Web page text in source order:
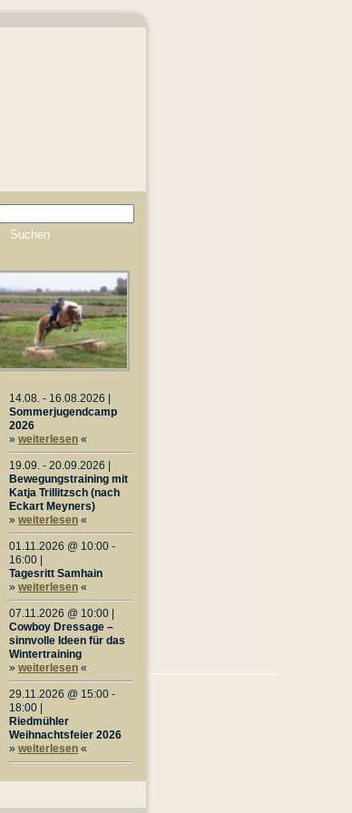
14.08. - 16.08.2026 |
Sommerjugendcamp
2026
» weiterlesen «
19.09. - 20.09.2026 |
Bewegungstraining mit
Katja Trillitzsch (nach
Eckart Meyners)
» weiterlesen «
01.11.2026 @ 10:00 -
16:00 |
Tagesritt Samhain
» weiterlesen «
07.11.2026 @ 10:00 |
Cowboy Dressage –
sinnvolle Ideen für das
Wintertraining
» weiterlesen «
29.11.2026 @ 15:00 -
18:00 |
Riedmühler
Weihnachtsfeier 2026
» weiterlesen «